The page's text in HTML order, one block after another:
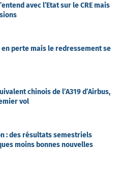
avec l’Etat sur le CRE mais
perte mais le redressement se
chinois de l’A319 d’Airbus,
vol
: des résultats semestriels
moins bonnes nouvelles